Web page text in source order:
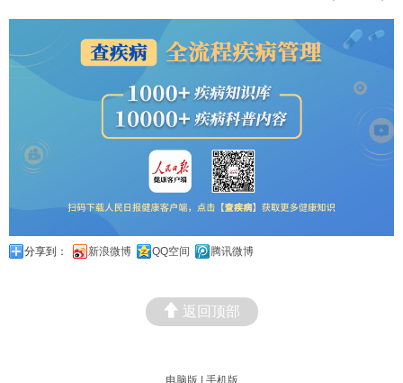
分享到： 新浪微博 QQ空间 腾讯微博
返回顶部
电脑版 | 手机版